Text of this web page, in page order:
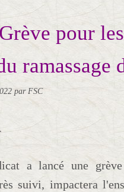
pour
ramassage
par FSC
a lancé une
suivi, impactera